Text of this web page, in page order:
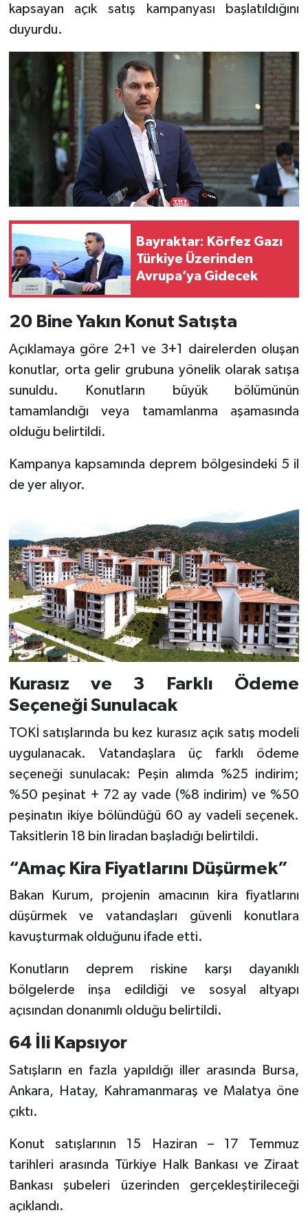
kapsayan açık satış kampanyası başlatıldığını
duyurdu.
Bayraktar: Körfez Gazı
Türkiye Üzerinden
Avrupa’ya Gidecek
20 Bine Yakın Konut Satışta
Açıklamaya göre 2+1 ve 3+1 dairelerden oluşan
konutlar, orta gelir grubuna yönelik olarak satışa
sunuldu. Konutların büyük bölümünün
tamamlandığı veya tamamlanma aşamasında
olduğu belirtildi.
Kampanya kapsamında deprem bölgesindeki 5 il
de yer alıyor.
Kurasız ve 3 Farklı Ödeme
Seçeneği Sunulacak
TOKİ satışlarında bu kez kurasız açık satış modeli
uygulanacak. Vatandaşlara üç farklı ödeme
seçeneği sunulacak: Peşin alımda %25 indirim;
%50 peşinat + 72 ay vade (%8 indirim) ve %50
peşinatın ikiye bölündüğü 60 ay vadeli seçenek.
Taksitlerin 18 bin liradan başladığı belirtildi.
“Amaç Kira Fiyatlarını Düşürmek”
Bakan Kurum, projenin amacının kira fiyatlarını
düşürmek ve vatandaşları güvenli konutlara
kavuşturmak olduğunu ifade etti.
Konutların deprem riskine karşı dayanıklı
bölgelerde inşa edildiği ve sosyal altyapı
açısından donanımlı olduğu belirtildi.
64 İli Kapsıyor
Satışların en fazla yapıldığı iller arasında Bursa,
Ankara, Hatay, Kahramanmaraş ve Malatya öne
çıktı.
Konut satışlarının 15 Haziran – 17 Temmuz
tarihleri arasında Türkiye Halk Bankası ve Ziraat
Bankası şubeleri üzerinden gerçekleştirileceği
açıklandı.